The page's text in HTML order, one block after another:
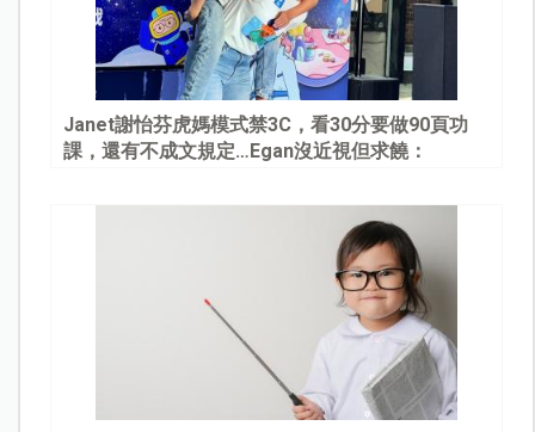
Janet謝怡芬虎媽模式禁3C，看30分要做90頁功
課，還有不成文規定…Egan沒近視但求饒：